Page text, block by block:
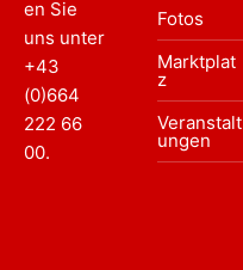
en Sie
uns unter
+43
(0)664
222 66
00.
Fotos
Marktplat
z
Veranstalt
ungen